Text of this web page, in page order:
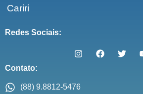
Cariri
Redes Sociais:
Contato:
(88) 9.8812-5476